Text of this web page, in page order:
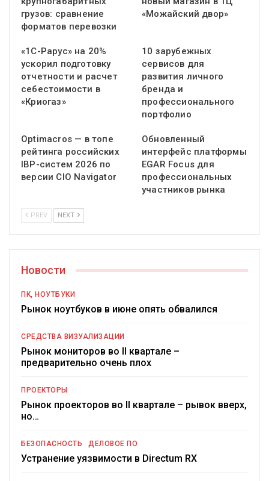
грузов: сравнение
форматов перевозки
«Можайский двор»
«1С-Рарус» на 20%
ускорил подготовку
отчетности и расчет
себестоимости в
«Криогаз»
10 зарубежных
сервисов для
развития личного
бренда и
профессионального
портфолио
Optimacros — в топе
рейтинга российских
IBP-систем 2026 по
версии CIO Navigator
Обновленный
интерфейс платформы
EGAR Focus для
профессиональных
участников рынка
PREV NEXT
Новости
ПК, НОУТБУКИ
Рынок ноутбуков в июне опять обвалился
СРЕДСТВА ВИЗУАЛИЗАЦИИ
Рынок мониторов во II квартале –
предварительно очень плох
ПРОЕКТОРЫ
Рынок проекторов во II квартале – рывок вверх,
но…
БЕЗОПАСНОСТЬ ДЕЛОВОЕ ПО
Устранение уязвимости в Directum RX